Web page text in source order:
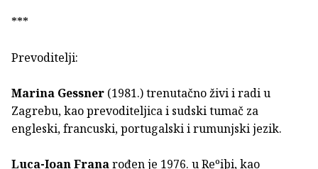
***
Prevoditelji:
Marina Gessner (1981.) trenutačno živi i radi u
Zagrebu, kao prevoditeljica i sudski tumač za
engleski, francuski, portugalski i rumunjski jezik.
Luca-Ioan Franarođen je 1976. u Reºiþi, kao